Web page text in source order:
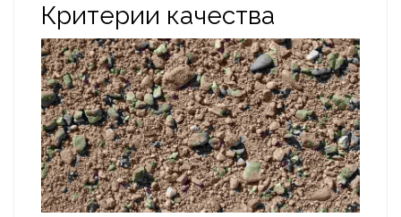
Критерии качества